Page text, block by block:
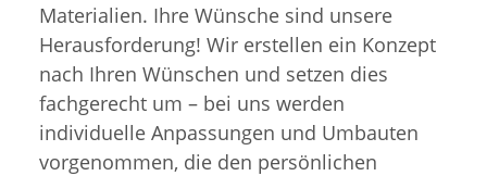
Materialien. Ihre Wünsche sind unsere
Herausforderung! Wir erstellen ein Konzept
nach Ihren Wünschen und setzen dies
fachgerecht um – bei uns werden
individuelle Anpassungen und Umbauten
vorgenommen, die den persönlichen